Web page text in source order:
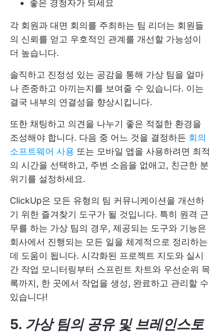
좋은 경청자가 되세요
각 회원과 대면 회의를 주최하는 팀 리더는 회원들
의 신뢰를 얻고 우호적인 관계를 개선할 가능성이
더 높습니다.
솔직하고 진정성 있는 공감을 통해 가상 팀을 얼마
나 존중하고 아끼는지를 보여줄 수 있습니다. 이는
결국 내부의 연결성을 향상시킵니다.
또한 채팅하고 의견을 나누기 좋은 적절한 환경을
조성해야 합니다. 다음 중 어느 것을 결정하든 회의
소프트웨어 사용 또는 모바일 앱을 사용하려면 최적
의 시간을 선택하고, 주변 소음을 없애고, 친근한 분
위기를 설정하세요.
ClickUp은 모든 유형의 팀 커뮤니케이션을 개선하
기 위한 즐겨찾기 도구가 될 것입니다. 특히 원격 근
무를 하는 가상 팀의 경우, 제공되는 도구와 기능은
회사에서 진행되는 모든 일을 체계적으로 정리하는
데 도움이 됩니다. 시각화된 프로젝트 지도와 실시
간 작업 모니터링부터 스프린트 차트와 우선순위 목
록까지, 한 곳에서 작업을 생성, 완료하고 관리할 수
있습니다!
5. 가상 팀의 공유 및 브레인스토